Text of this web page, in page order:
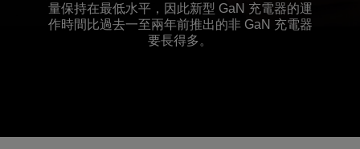
量保持在最低水平，因此新型 GaN 充電器的運
作時間比過去一至兩年前推出的非 GaN 充電器
要長得多。